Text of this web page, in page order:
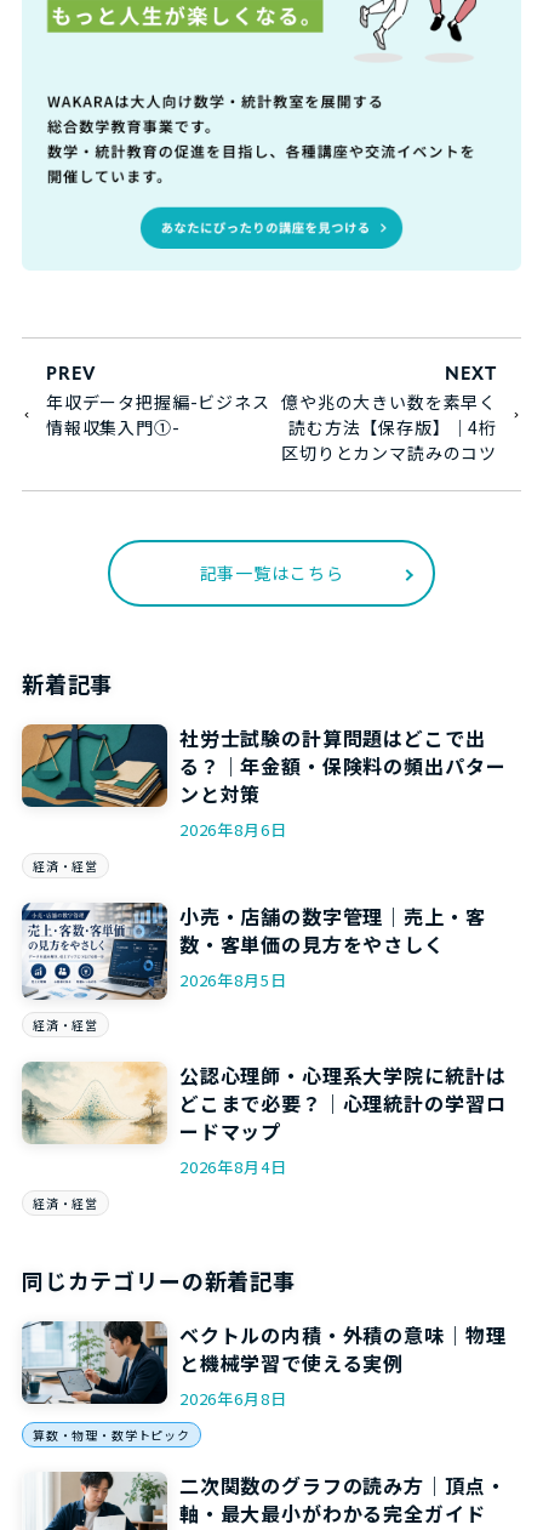
PREV
年収データ把握編-ビジネス
情報収集入門①-
NEXT
億や兆の大きい数を素早く
読む方法【保存版】｜4桁
区切りとカンマ読みのコツ
記事一覧はこちら
新着記事
社労士試験の計算問題はどこで出
る？｜年金額・保険料の頻出パター
ンと対策
2026年8月6日
経済・経営
小売・店舗の数字管理｜売上・客
数・客単価の見方をやさしく
2026年8月5日
経済・経営
公認心理師・心理系大学院に統計は
どこまで必要？｜心理統計の学習ロ
ードマップ
2026年8月4日
経済・経営
同じカテゴリーの新着記事
ベクトルの内積・外積の意味｜物理
と機械学習で使える実例
2026年6月8日
算数・物理・数学トピック
二次関数のグラフの読み方｜頂点・
軸・最大最小がわかる完全ガイド